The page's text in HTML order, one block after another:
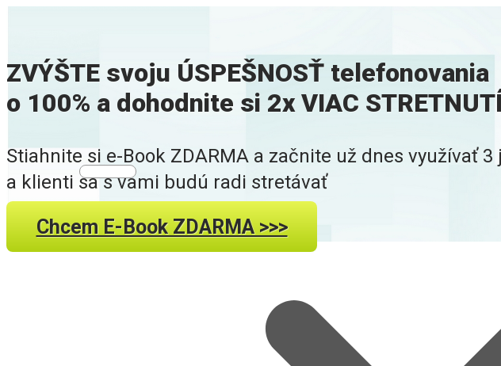
ZVÝŠTE svoju ÚSPEŠNOSŤ telefonovania
o 100% a dohodnite si 2x VIAC STRETNUTÍ
Stiahnite si e-Book ZDARMA a začnite už dnes využívať
a klienti sa s vami budú radi stretávať
Chcem E-Book ZDARMA >>>